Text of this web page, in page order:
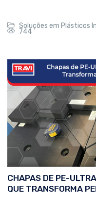
Soluções em Plásticos
744
CHAPAS DE PE-
QUE TRANSFORMA